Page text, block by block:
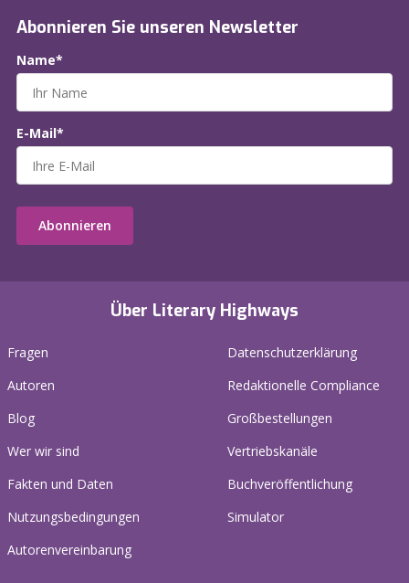
Über Literary Highways
Fragen
Autoren
Blog
Wer wir sind
Fakten und Daten
Nutzungsbedingungen
Autorenvereinbarung
Datenschutzerklärung
Redaktionelle Compliance
Großbestellungen
Vertriebskanäle
Buchveröffentlichung
Simulator
Abonnieren Sie unseren Newsletter
Name*
E-Mail*
Abonnieren